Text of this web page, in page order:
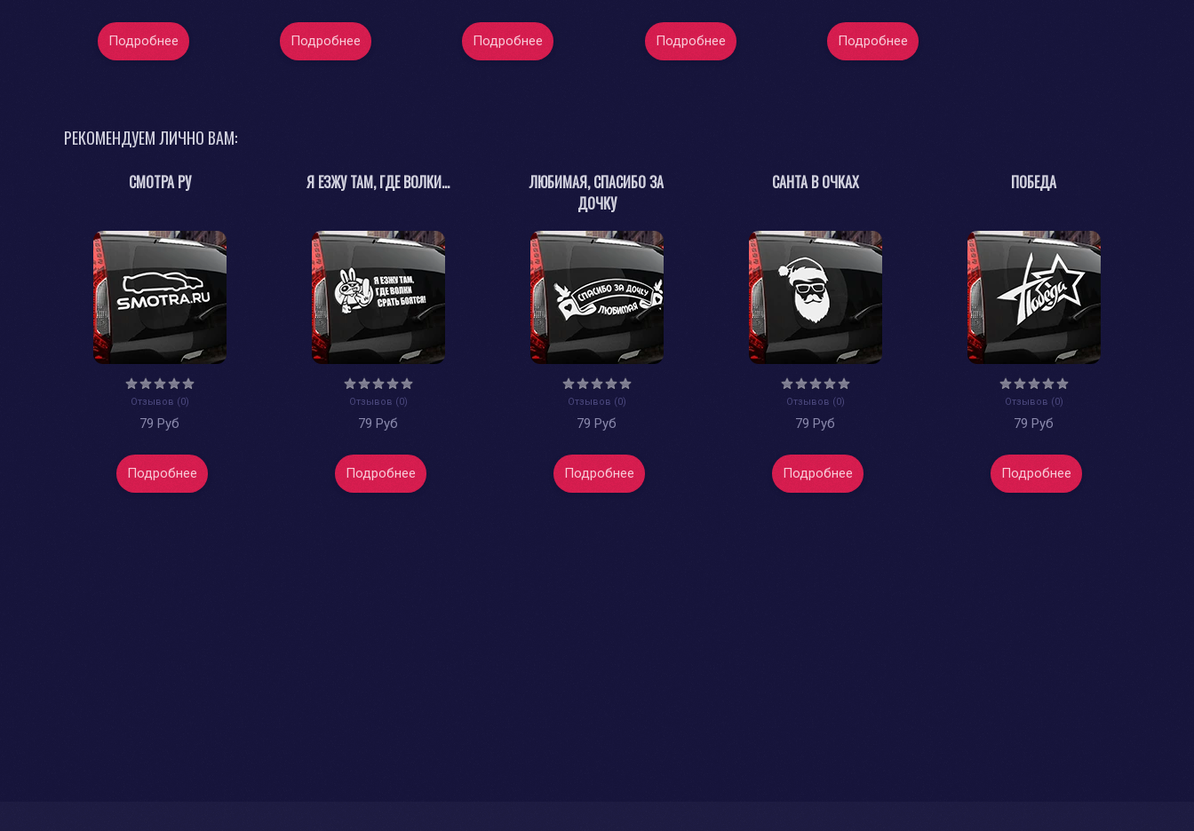
Подробнее Подробнее Подробнее Подробнее Подробнее
РЕКОМЕНДУЕМ ЛИЧНО ВАМ:
СМОТРА РУ
Отзывов (0)
79 Руб
Подробнее
Я ЕЗЖУ ТАМ, ГДЕ ВОЛКИ...
Отзывов (0)
79 Руб
Подробнее
ЛЮБИМАЯ, СПАСИБО ЗА
ДОЧКУ
Отзывов (0)
79 Руб
Подробнее
САНТА В ОЧКАХ
Отзывов (0)
79 Руб
Подробнее
ПОБЕДА
Отзывов (0)
79 Руб
Подробнее